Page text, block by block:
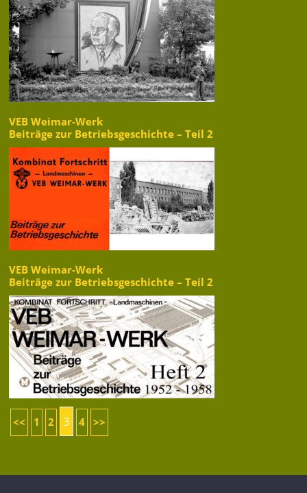
VEB Weimar-Werk
Beiträge zur Betriebsgeschichte – Teil 2
VEB Weimar-Werk
Beiträge zur Betriebsgeschichte – Teil 2
<< 1 2 3 4 >>